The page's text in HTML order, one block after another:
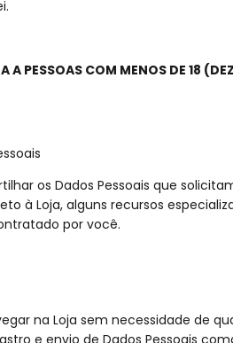
A PESSOAS COM MENOS DE 18
os Dados Pessoais que
à Loja, alguns recursos
por você.
na Loja sem necessidade de
e envio de Dados Pessoais